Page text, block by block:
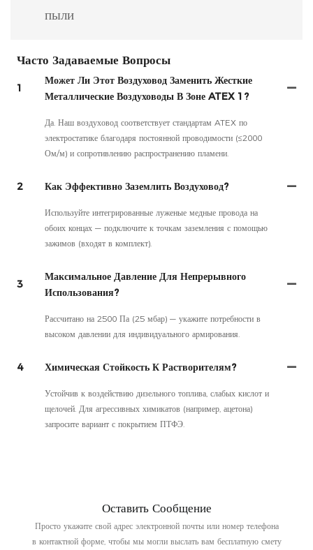
пыли
Часто Задаваемые Вопросы
1
Может Ли Этот Воздуховод Заменить Жесткие
Металлические Воздуховоды В Зоне ATEX 1?
Да. Наш воздуховод соответствует стандартам ATEX по
электростатике благодаря постоянной проводимости (≤2000
Ом/м) и сопротивлению распространению пламени.
2 Как Эффективно Заземлить Воздуховод?
Используйте интегрированные луженые медные провода на
обоих концах — подключите к точкам заземления с помощью
зажимов (входят в комплект).
3
Максимальное Давление Для Непрерывного
Использования?
Рассчитано на 2500 Па (25 мбар) — укажите потребности в
высоком давлении для индивидуального армирования.
4 Химическая Стойкость К Растворителям?
Устойчив к воздействию дизельного топлива, слабых кислот и
щелочей. Для агрессивных химикатов (например, ацетона)
запросите вариант с покрытием ПТФЭ.
Оставить Сообщение
Просто укажите свой адрес электронной почты или номер телефона
в контактной форме, чтобы мы могли выслать вам бесплатную смету